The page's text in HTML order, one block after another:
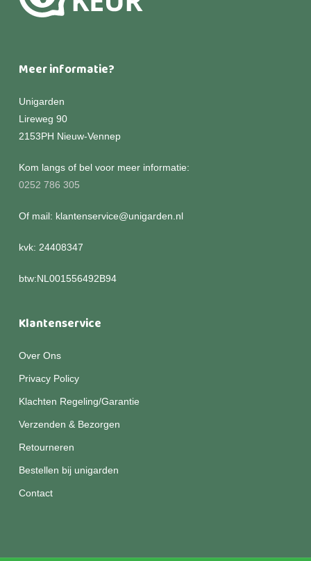
Meer informatie?
Unigarden
Lireweg 90
2153PH Nieuw-Vennep
Kom langs of bel voor meer informatie:
0252 786 305
Of mail: klantenservice@unigarden.nl
kvk: 24408347
btw:NL001556492B94
Klantenservice
Over Ons
Privacy Policy
Klachten Regeling/Garantie
Verzenden & Bezorgen
Retourneren
Bestellen bij unigarden
Contact